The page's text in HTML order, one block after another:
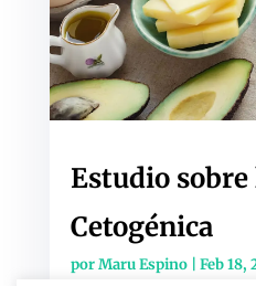
Estudio
Cetogénica
porMaru Espino| Feb 18,